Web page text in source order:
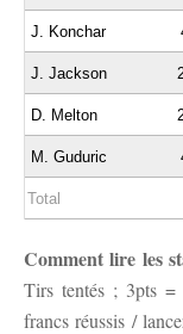
J. Konchar
J. Jackson
D. Melton
M. Guduric
Total
Comment lire les
Tirs tentés ; 3pts
francs réussis /